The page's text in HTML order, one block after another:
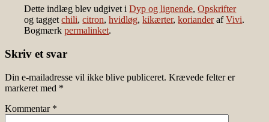
Dette indlæg blev udgivet iDyp og lignende,Opskrifter
og taggetchili,citron,hvidløg,kikærter,korianderafVivi.
Bogmærkpermalinket.
Skriv et svar
Din e-mailadresse vil ikke blive publiceret. Krævede felter er
markeret med *
Kommentar *